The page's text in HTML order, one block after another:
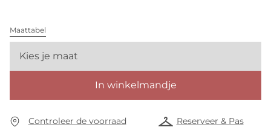
Maattabel
Kies je maat
In winkelmandje
Controleer de voorraad
Reserveer & Pas